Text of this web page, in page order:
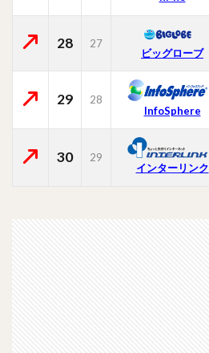
28 27
ビッグローブ
29
28
InfoSphere
30
29
インターリンク